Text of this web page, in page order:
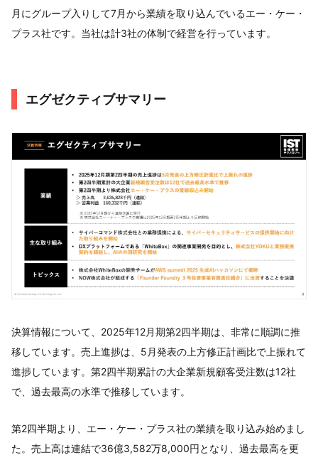
月にグループ入りして7月から業績を取り込んでいるエー・ケー・
プラス社です。当社は計3社の体制で経営を行っています。
エグゼクティブサマリー
決算情報について、2025年12月期第2四半期は、非常に順調に推
移しています。売上進捗は、5月発表の上方修正計画比で上振れて
進捗しています。第2四半期累計の大企業新規顧客受注数は12社
で、過去最高の水準で推移しています。
第2四半期より、エー・ケー・プラス社の業績を取り込み始めまし
た。売上高は連結で36億3,582万8,000円となり、過去最高を更